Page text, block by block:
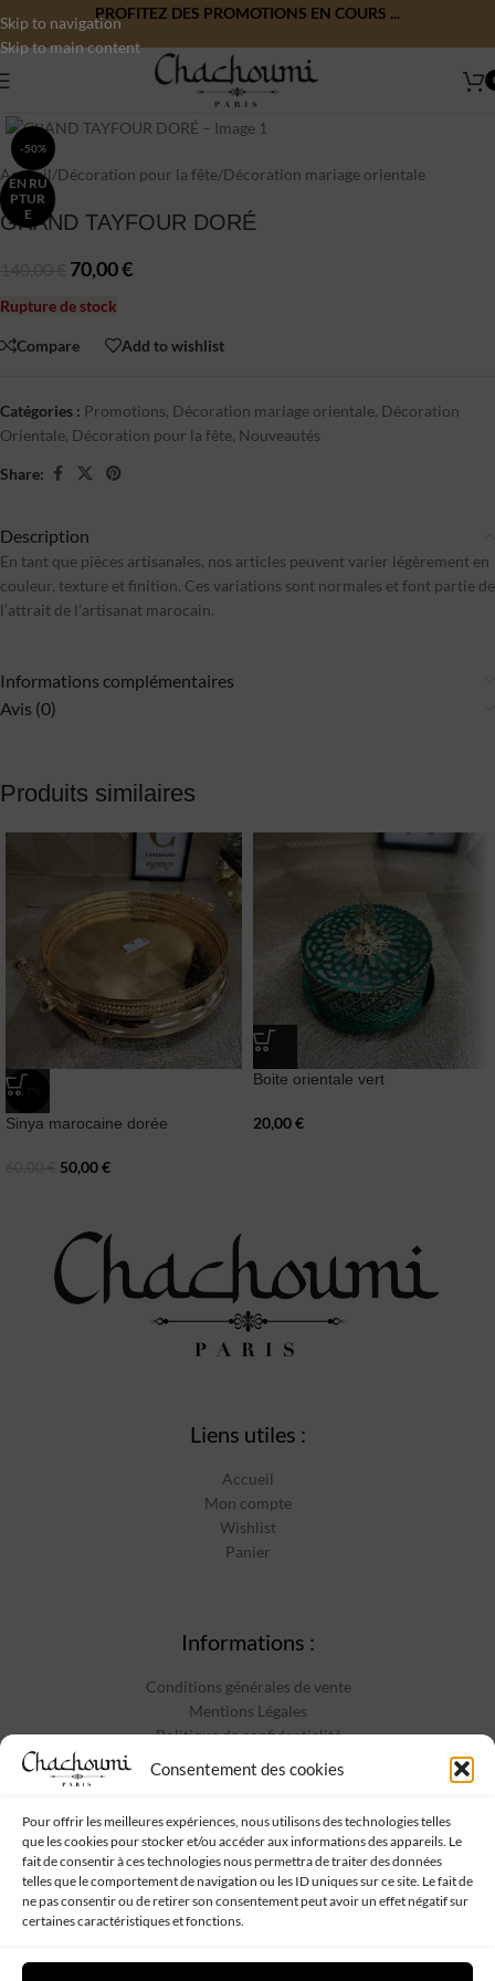
Consentement des cookies
Pour offrir les meilleures expériences, nous utilisons des technologies telles
que les cookies pour stocker et/ou accéder aux informations des appareils. Le
fait de consentir à ces technologies nous permettra de traiter des données
telles que le comportement de navigation ou les ID uniques sur ce site. Le fait de
ne pas consentir ou de retirer son consentement peut avoir un effet négatif sur
certaines caractéristiques et fonctions.
Skip to navigation
Skip to main content
PROFITEZ DES PROMOTIONS EN COURS ...
-50%
EN RU
PTUR
E
Accueil/Décoration pour la fête/Décoration mariage orientale
GRAND TAYFOUR DORÉ
70,00€
Rupture de stock
Compare Add to wishlist
Catégories : Promotions, Décoration mariage orientale, Décoration
Orientale, Décoration pour la fête, Nouveautés
Share:
Description
En tant que pièces artisanales, nos articles peuvent varier légèrement en
couleur, texture et finition. Ces variations sont normales et font partie de
l’attrait de l’artisanat marocain.
Informations complémentaires
Avis (0)
Produits similaires
-17%
Sinya marocaine dorée
50,00€
Boite orientale vert
20,00€
Liens utiles :
Accueil
Mon compte
Wishlist
Panier
Informations :
Conditions générales de vente
Mentions Légales
Politique de confidentialité
Contact
Suivez-nous :